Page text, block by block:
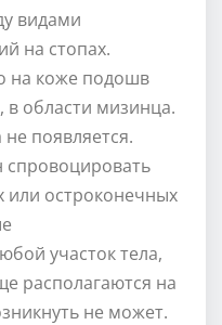
видами
на стопах.
на коже подошв
в области мизинца.
не появляется.
остроконечных
участок тела,
располагаются на
не может.